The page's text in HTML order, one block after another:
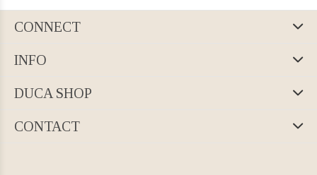
CONNECT
INFO
DUCA SHOP
CONTACT